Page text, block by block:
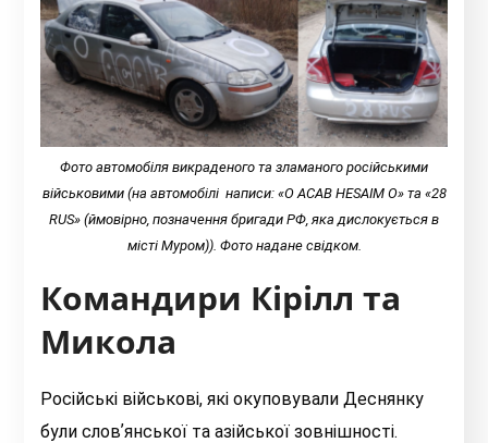
Фото автомобіля викраденого та зламаного російськими
військовими (на автомобілі написи: «O ACAB HESAIM O» та «28
RUS» (ймовірно, позначення бригади РФ, яка дислокується в
місті Муром)). Фото надане свідком.
Командири Кірілл та
Микола
Російські військові, які окуповували Деснянку
були словʼянської та азійської зовнішності.